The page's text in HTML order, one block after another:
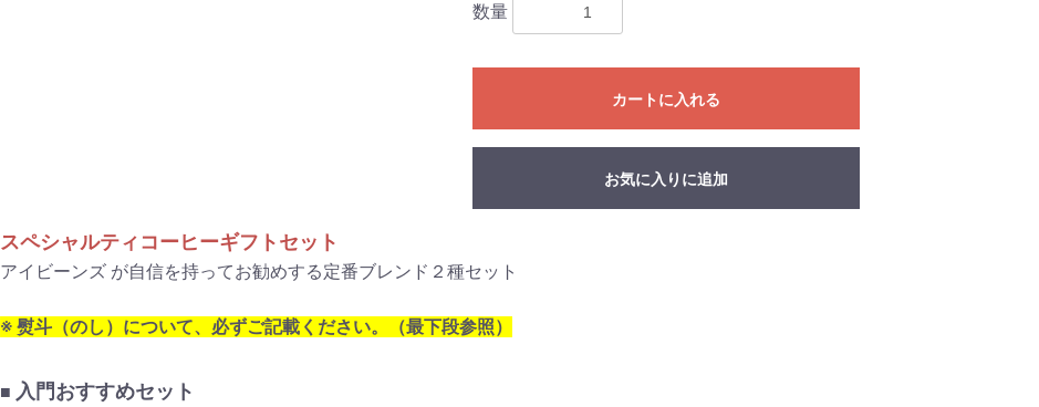
数量
カートに入れる
お気に入りに追加
スペシャルティコーヒーギフトセット
アイビーンズ が自信を持ってお勧めする定番ブレンド２種セット
※ 熨斗（のし）について、必ずご記載ください。（最下段参照）
■ 入門おすすめセット